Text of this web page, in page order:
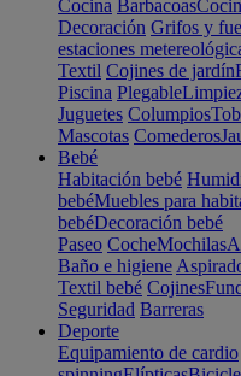
Cocina Barbacoas
Decoración Grifos y
estaciones
Textil Cojines de jardín
Piscina Plegable
Juguetes Columpios
Mascotas Comederos
Bebé
Habitación bebé
bebéMuebles para
bebéDecoración bebé
Paseo CocheMochilas
Baño e higiene
Textil bebé Cojines
Seguridad Barreras
Deporte
Equipamiento de cardio